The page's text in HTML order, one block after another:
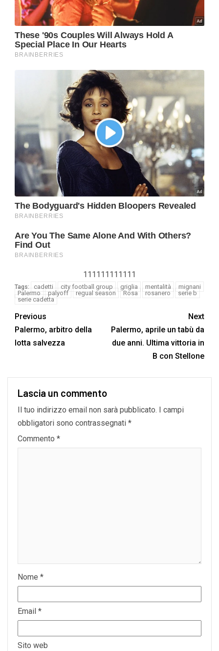
111111111111
Tags: cadetti city football group griglia mentalità
mignani
Palermo
palyoff regual season Rosa rosanero
serie b
serie cadetta
Previous
Palermo, arbitro della
lotta salvezza
Next
Palermo, aprile un tabù da
due anni. Ultima vittoria in
B con Stellone
Lascia un commento
Il tuo indirizzo email non sarà pubblicato. I campi
obbligatori sono contrassegnati *
Commento *
Nome *
Email *
Sito web